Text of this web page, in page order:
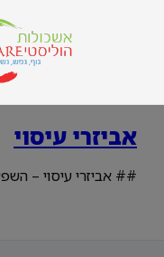
אביזרי עיסוי
## אביזרי עיסוי –